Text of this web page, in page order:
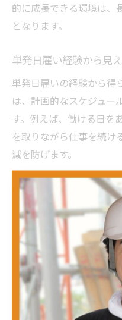
的に成長できる環境は、
となります。
単発日雇い経験から見
単発日雇いの経験から得
は、計画的なスケジュー
す。例えば、働ける日を
を取りながら仕事を続け
減を防げます。
また、現場でのコミュ
係を築くことでリピート
リットもあります。こ
が回ってくる環境を作
積み重ねることで、日雇
安定収入を目指せます。